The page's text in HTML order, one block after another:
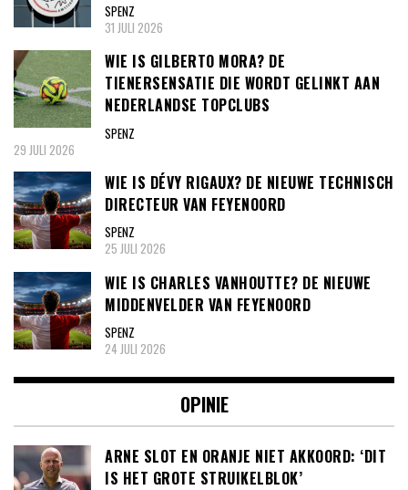
SPENZ
31 JULI 2026
WIE IS GILBERTO MORA? DE
TIENERSENSATIE DIE WORDT GELINKT AAN
NEDERLANDSE TOPCLUBS
SPENZ
29 JULI 2026
WIE IS DÉVY RIGAUX? DE NIEUWE TECHNISCH
DIRECTEUR VAN FEYENOORD
SPENZ
25 JULI 2026
WIE IS CHARLES VANHOUTTE? DE NIEUWE
MIDDENVELDER VAN FEYENOORD
SPENZ
24 JULI 2026
OPINIE
ARNE SLOT EN ORANJE NIET AKKOORD: ‘DIT
IS HET GROTE STRUIKELBLOK’